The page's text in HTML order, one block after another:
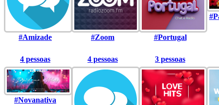
#Amizade #Zoom #Portugal
4 pessoas
#Novanativa
4 pessoas 3 pessoas